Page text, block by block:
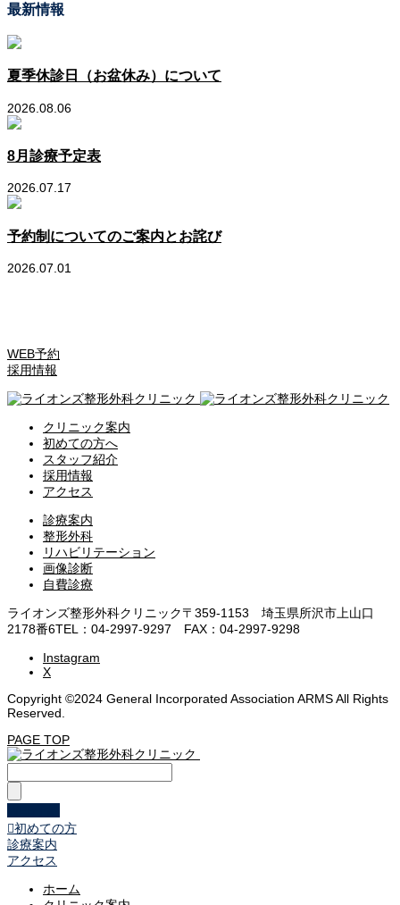
最新情報
夏季休診日（お盆休み）について
2026.08.06
8月診療予定表
2026.07.17
予約制についてのご案内とお詫び
2026.07.01
WEB予約
採用情報
クリニック案内
初めての方へ
スタッフ紹介
採用情報
アクセス
診療案内
整形外科
リハビリテーション
画像診断
自費診療
ライオンズ整形外科クリニック〒359-1153 埼玉県所沢市上山口
2178番6TEL：04-2997-9297 FAX：04-2997-9298
Instagram
X
Copyright ©2024 General Incorporated Association ARMS All Rights
Reserved.
PAGE TOP
初めての方
診療案内
アクセス
ホーム